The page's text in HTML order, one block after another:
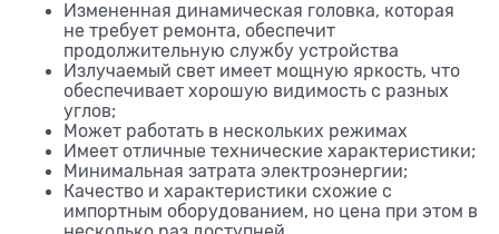
Измененная динамическая головка, которая
не требует ремонта, обеспечит
продолжительную службу устройства
Излучаемый свет имеет мощную яркость, что
обеспечивает хорошую видимость с разных
углов;
Может работать в нескольких режимах
Имеет отличные технические характеристики;
Минимальная затрата электроэнергии;
Качество и характеристики схожие с
импортным оборудованием, но цена при этом в